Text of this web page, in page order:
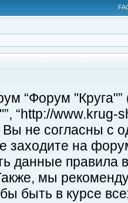
“Форум
“http://
не согласны с
заходите на
данные правила
мы
быть в курсе